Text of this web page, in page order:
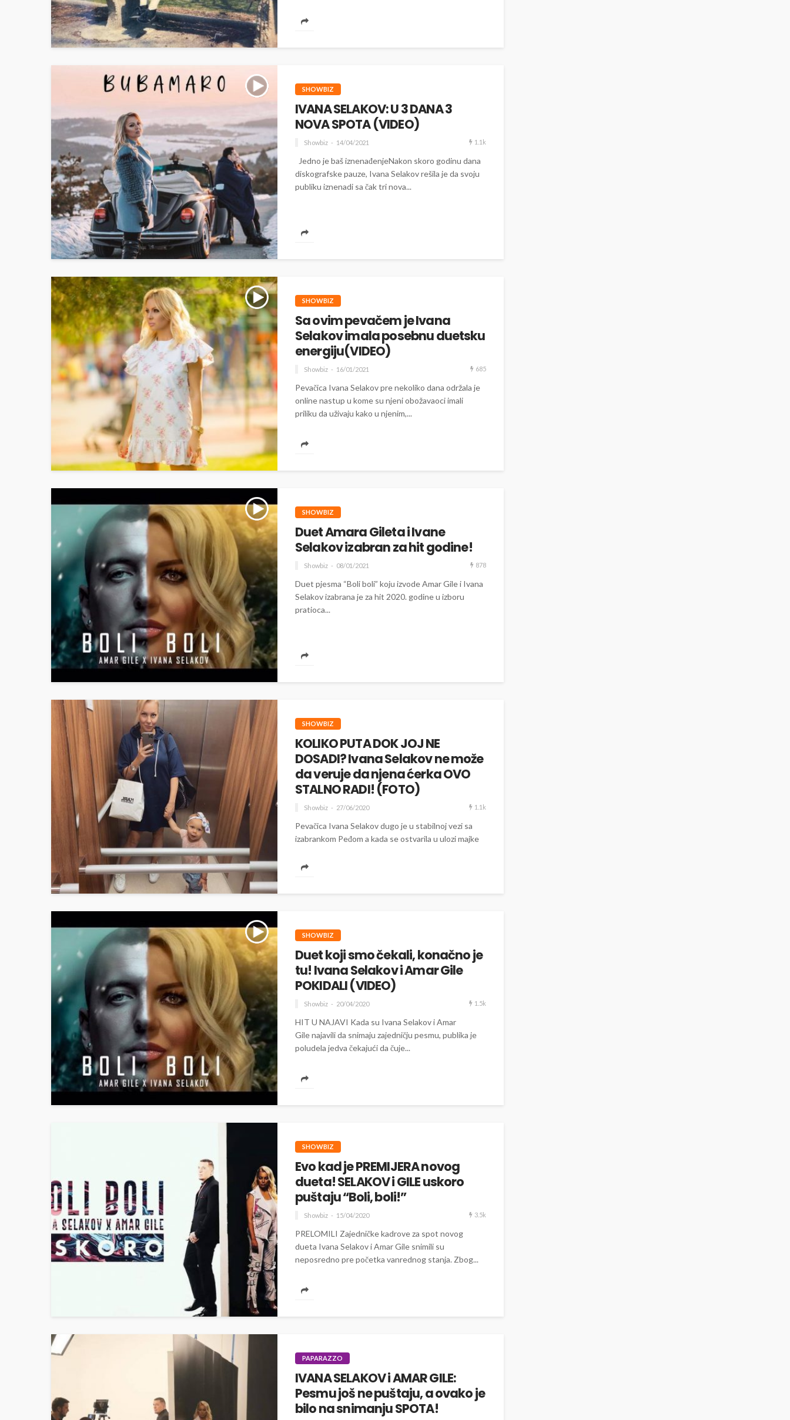
SHOWBIZ
IVANA SELAKOV: U 3 DANA 3
NOVA SPOTA (VIDEO)
Showbiz 14/04/2021 1.1k
Jedno je baš iznenađenjeNakon skoro godinu dana
diskografske pauze, Ivana Selakov rešila je da svoju
publiku iznenadi sa čak tri nova...
SHOWBIZ
Sa ovim pevačem je Ivana
Selakov imala posebnu duetsku
energiju(VIDEO)
Showbiz 16/01/2021 685
Pevačica Ivana Selakov pre nekoliko dana održala je
online nastup u kome su njeni obožavaoci imali
priliku da uživaju kako u njenim,...
SHOWBIZ
Duet Amara Gileta i Ivane
Selakov izabran za hit godine!
Showbiz 08/01/2021 878
Duet pjesma “Boli boli” koju izvode Amar Gile i Ivana
Selakov izabrana je za hit 2020. godine u izboru
pratioca...
SHOWBIZ
KOLIKO PUTA DOK JOJ NE
DOSADI? Ivana Selakov ne može
da veruje da njena ćerka OVO
STALNO RADI! (FOTO)
Showbiz 27/06/2020 1.1k
Pevačica Ivana Selakov dugo je u stabilnoj vezi sa
izabrankom Peđom a kada se ostvarila u ulozi majke
SHOWBIZ
Duet koji smo čekali, konačno je
tu! Ivana Selakov i Amar Gile
POKIDALI (VIDEO)
Showbiz 20/04/2020 1.5k
HIT U NAJAVI Kada su Ivana Selakov i Amar
Gile najavili da snimaju zajedničju pesmu, publika je
poludela jedva čekajući da čuje...
SHOWBIZ
Evo kad je PREMIJERA novog
dueta! SELAKOV i GILE uskoro
puštaju “Boli, boli!”
Showbiz 15/04/2020 3.5k
PRELOMILI Zajedničke kadrove za spot novog
dueta Ivana Selakov i Amar Gile snimili su
neposredno pre početka vanrednog stanja. Zbog...
PAPARAZZO
IVANA SELAKOV i AMAR GILE:
Pesmu još ne puštaju, a ovako je
bilo na snimanju SPOTA!